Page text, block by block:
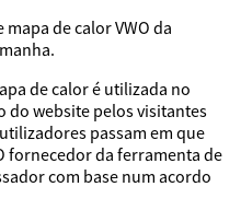
de calor VWO da
de calor é utilizada no
do website pelos visitantes
passam em que
fornecedor da ferramenta de
com base num acordo